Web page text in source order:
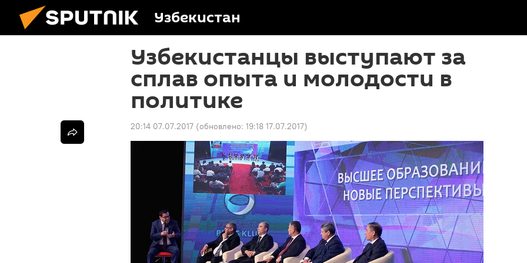
Узбекистан
Узбекистанцы выступают за
сплав опыта и молодости в
политике
20:14 07.07.2017 (обновлено: 19:18 17.07.2017)